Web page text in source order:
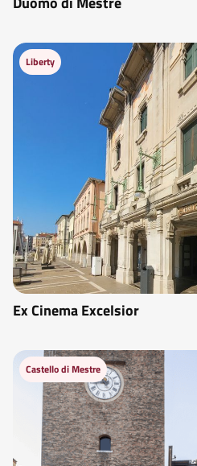
Liberty
Ex Cinema Excelsior
Castello di Mestre